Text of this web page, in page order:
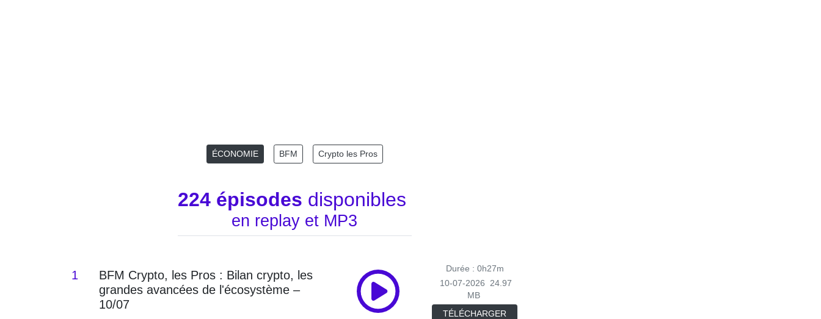
ÉCONOMIE BFM Crypto les Pros
224 épisodes disponibles
en replay et MP3
1
BFM Crypto, les Pros : Bilan crypto, les
grandes avancées de l'écosystème –
10/07
Durée : 0h27m
10-07-2026
24.97
MB
TÉLÉCHARGER